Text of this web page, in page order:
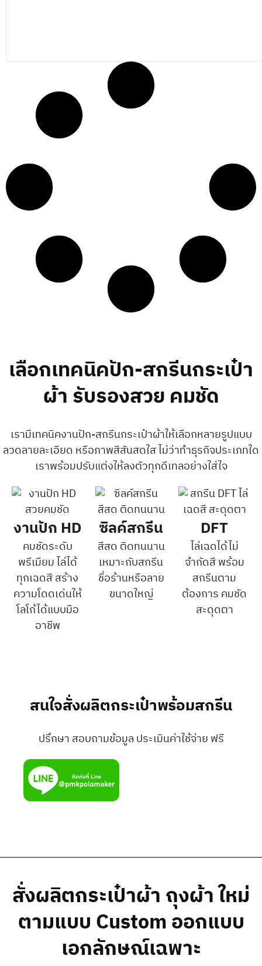
เลือกเทคนิคปัก-สกรีนกระเป๋า
ผ้า รับรองสวย คมชัด
เรามีเทคนิคงานปัก-สกรีนกระเป๋าผ้าให้เลือกหลายรูปแบบ
ลวดลายละเอียด หรือภาพสีสันสดใส ไม่ว่าทำธุรกิจประเภทใด
เราพร้อมปรับแต่งให้ลงตัวทุกดีเทลอย่างใส่ใจ
งานปัก HD
คมชัดระดับ
พรีเมียม ไล่ได้
ทุกเฉดสี สร้าง
ความโดดเด่นให้
โลโก้ได้แบบมือ
อาชีพ
ซิลค์สกรีน
สีสด ติดทนนาน
เหมาะกับสกรีน
ชื่อร้านหรือลาย
ขนาดใหญ่
DFT
ไล่เฉดได้ไม่
จำกัดสี พร้อม
สกรีนตาม
ต้องการ คมชัด
สะดุดตา
สนใจสั่งผลิตกระเป๋าพร้อมสกรีน
ปรึกษา สอบถามข้อมูล ประเมินค่าใช้จ่าย ฟรี
สั่งผลิตกระเป๋าผ้า ถุงผ้า ใหม่
ตามแบบ Custom ออกแบบ
เอกลักษณ์เฉพาะ